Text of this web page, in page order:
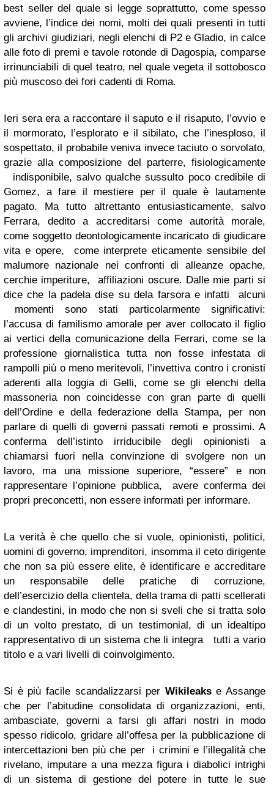
best seller del quale si legge soprattutto, come spesso
avviene, l’indice dei nomi, molti dei quali presenti in tutti
gli archivi giudiziari, negli elenchi di P2 e Gladio, in calce
alle foto di premi e tavole rotonde di Dagospia, comparse
irrinunciabili di quel teatro, nel quale vegeta il sottobosco
più muscoso dei fori cadenti di Roma.
Ieri sera era a raccontare il saputo e il risaputo, l’ovvio e
il mormorato, l’esplorato e il sibilato, che l’inesploso, il
sospettato, il probabile veniva invece taciuto o sorvolato,
grazie alla composizione del parterre, fisiologicamente
indisponibile, salvo qualche sussulto poco credibile di
Gomez, a fare il mestiere per il quale è lautamente
pagato. Ma tutto altrettanto entusiasticamente, salvo
Ferrara, dedito a accreditarsi come autorità morale,
come soggetto deontologicamente incaricato di giudicare
vita e opere, come interprete eticamente sensibile del
malumore nazionale nei confronti di alleanze opache,
cerchie imperiture, affiliazioni oscure. Dalle mie parti si
dice che la padela dise su dela farsora e infatti alcuni
momenti sono stati particolarmente significativi:
l’accusa di familismo amorale per aver collocato il figlio
ai vertici della comunicazione della Ferrari, come se la
professione giornalistica tutta non fosse infestata di
rampolli più o meno meritevoli, l’invettiva contro i cronisti
aderenti alla loggia di Gelli, come se gli elenchi della
massoneria non coincidesse con gran parte di quelli
dell’Ordine e della federazione della Stampa, per non
parlare di quelli di governi passati remoti e prossimi. A
conferma dell’istinto irriducibile degli opinionisti a
chiamarsi fuori nella convinzione di svolgere non un
lavoro, ma una missione superiore, “essere” e non
rappresentare l’opinione pubblica, avere conferma dei
propri preconcetti, non essere informati per informare.
La verità è che quello che si vuole, opinionisti, politici,
uomini di governo, imprenditori, insomma il ceto dirigente
che non sa più essere elite, è identificare e accreditare
un responsabile delle pratiche di corruzione,
dell’esercizio della clientela, della trama di patti scellerati
e clandestini, in modo che non si sveli che si tratta solo
di un volto prestato, di un testimonial, di un idealtipo
rappresentativo di un sistema che li integra tutti a vario
titolo e a vari livelli di coinvolgimento.
Si è più facile scandalizzarsi per Wikileakse Assange
che per l’abitudine consolidata di organizzazioni, enti,
ambasciate, governi a farsi gli affari nostri in modo
spesso ridicolo, gridare all’offesa per la pubblicazione di
intercettazioni ben più che per i crimini e l’illegalità che
rivelano, imputare a una mezza figura i diabolici intrighi
di un sistema di gestione del potere in tutte le sue